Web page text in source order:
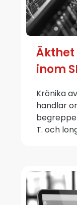
inom
Krönika
handlar
T. och